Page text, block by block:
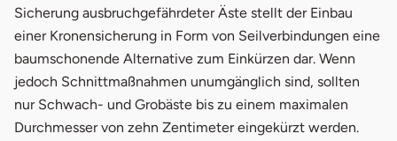
Sicherung ausbruchgefährdeter Äste stellt der Einbau
einer Kronensicherung in Form von Seilverbindungen eine
baumschonende Alternative zum Einkürzen dar. Wenn
jedoch Schnittmaßnahmen unumgänglich sind, sollten
nur Schwach- und Grobäste bis zu einem maximalen
Durchmesser von zehn Zentimeter eingekürzt werden.